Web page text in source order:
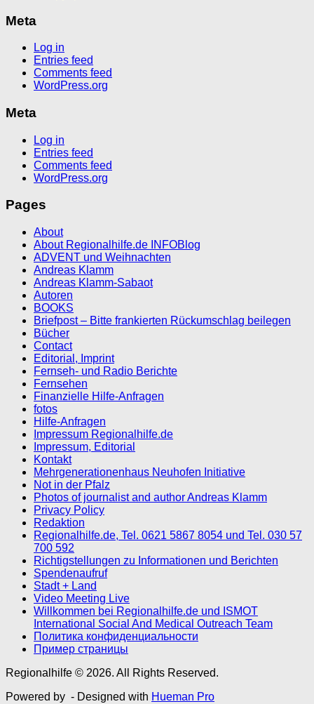
Meta
Log in
Entries feed
Comments feed
WordPress.org
Meta
Log in
Entries feed
Comments feed
WordPress.org
Pages
About
About Regionalhilfe.de INFOBlog
ADVENT und Weihnachten
Andreas Klamm
Andreas Klamm-Sabaot
Autoren
BOOKS
Briefpost – Bitte frankierten Rückumschlag beilegen
Bücher
Contact
Editorial, Imprint
Fernseh- und Radio Berichte
Fernsehen
Finanzielle Hilfe-Anfragen
fotos
Hilfe-Anfragen
Impressum Regionalhilfe.de
Impressum, Editorial
Kontakt
Mehrgenerationenhaus Neuhofen Initiative
Not in der Pfalz
Photos of journalist and author Andreas Klamm
Privacy Policy
Redaktion
Regionalhilfe.de, Tel. 0621 5867 8054 und Tel. 030 57
700 592
Richtigstellungen zu Informationen und Berichten
Spendenaufruf
Stadt + Land
Video Meeting Live
Willkommen bei Regionalhilfe.de und ISMOT
International Social And Medical Outreach Team
Политика конфиденциальности
Пример страницы
Regionalhilfe © 2026. All Rights Reserved.
Powered by - Designed with Hueman Pro